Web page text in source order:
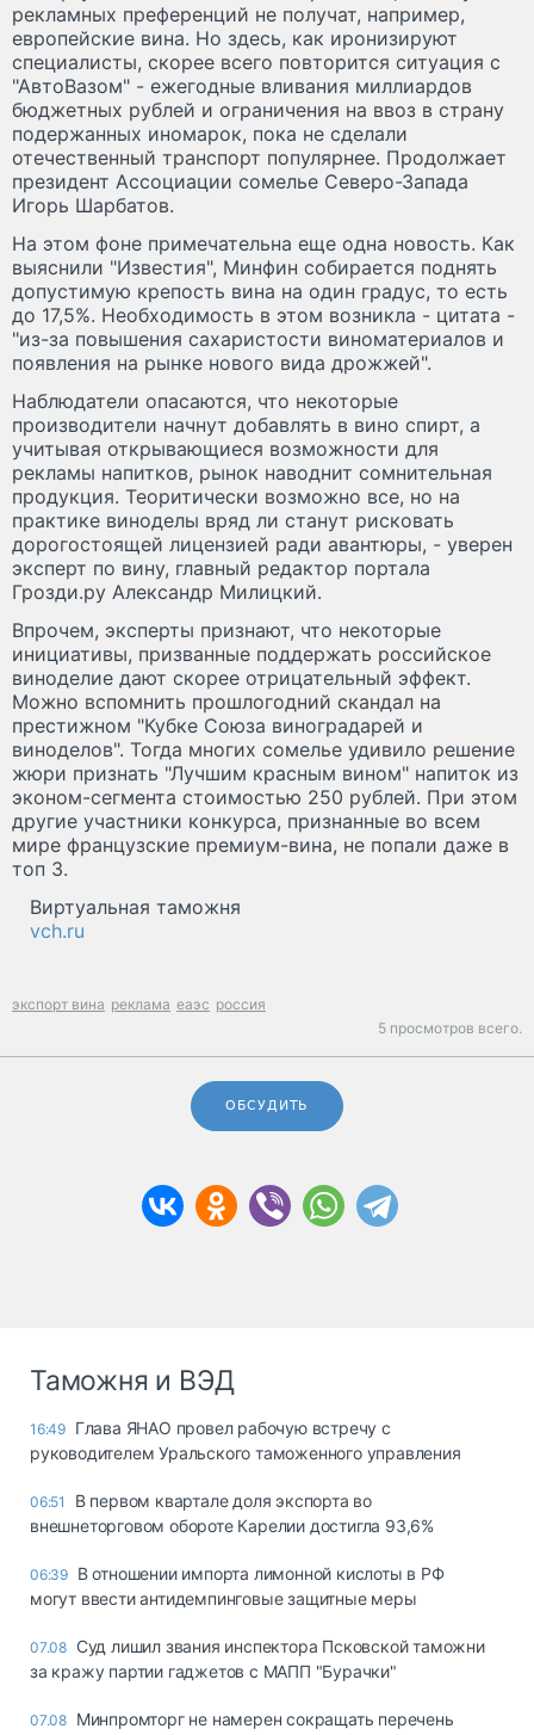
рекламных преференций не получат, например,
европейские вина. Но здесь, как иронизируют
специалисты, скорее всего повторится ситуация с
"АвтоВазом" - ежегодные вливания миллиардов
бюджетных рублей и ограничения на ввоз в страну
подержанных иномарок, пока не сделали
отечественный транспорт популярнее. Продолжает
президент Ассоциации сомелье Северо-Запада
Игорь Шарбатов.
На этом фоне примечательна еще одна новость. Как
выяснили "Известия", Минфин собирается поднять
допустимую крепость вина на один градус, то есть
до 17,5%. Необходимость в этом возникла - цитата -
"из-за повышения сахаристости виноматериалов и
появления на рынке нового вида дрожжей".
Наблюдатели опасаются, что некоторые
производители начнут добавлять в вино спирт, а
учитывая открывающиеся возможности для
рекламы напитков, рынок наводнит сомнительная
продукция. Теоритически возможно все, но на
практике виноделы вряд ли станут рисковать
дорогостоящей лицензией ради авантюры, - уверен
эксперт по вину, главный редактор портала
Грозди.ру Александр Милицкий.
Впрочем, эксперты признают, что некоторые
инициативы, призванные поддержать российское
виноделие дают скорее отрицательный эффект.
Можно вспомнить прошлогодний скандал на
престижном "Кубке Союза виноградарей и
виноделов". Тогда многих сомелье удивило решение
жюри признать "Лучшим красным вином" напиток из
эконом-сегмента стоимостью 250 рублей. При этом
другие участники конкурса, признанные во всем
мире французские премиум-вина, не попали даже в
топ 3.
Виртуальная таможня
vch.ru
экспорт вина реклама еаэс россия
5 просмотров всего.
ОБСУДИТЬ
Таможня и ВЭД
16:49 Глава ЯНАО провел рабочую встречу с
руководителем Уральского таможенного управления
06:51
В первом квартале доля экспорта во
внешнеторговом обороте Карелии достигла 93,6%
06:39 В отношении импорта лимонной кислоты в РФ
могут ввести антидемпинговые защитные меры
07.08 Суд лишил звания инспектора Псковской таможни
за кражу партии гаджетов с МАПП "Бурачки"
07.08 Минпромторг не намерен сокращать перечень